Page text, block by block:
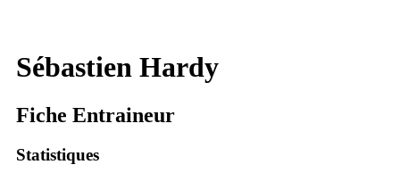
Sébastien Hardy
Fiche Entraineur
Statistiques